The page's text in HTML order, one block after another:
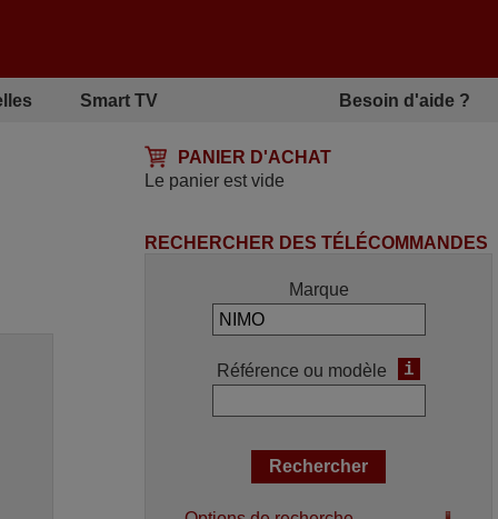
Smart TV Besoin d'aide ?
PANIER D'ACHAT
Le panier est vide
RECHERCHER DES TÉLÉCOMMANDES
Marque
Référence ou modèle i